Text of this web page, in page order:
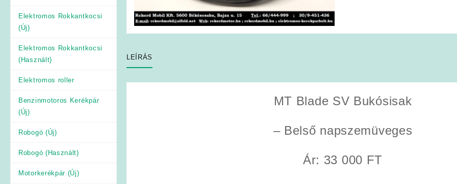
Elektromos Rokkantkocsi
(Új)
Elektromos Rokkantkocsi
(Használt)
Elektromos roller
Benzinmotoros Kerékpár
(Új)
Robogó (Új)
Robogó (Használt)
Motorkerékpár (Új)
LEÍRÁS
MT Blade SV Bukósisak
– Belső napszemüveges
Ár: 33 000 FT